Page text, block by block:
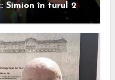
Simion în turul 2